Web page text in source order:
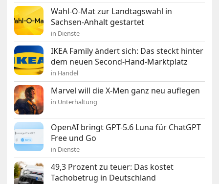
Wahl-O-Mat zur Landtagswahl in
Sachsen-Anhalt gestartet
in Dienste
IKEA Family ändert sich: Das steckt hinter
dem neuen Second-Hand-Marktplatz
in Handel
Marvel will die X-Men ganz neu auflegen
in Unterhaltung
OpenAI bringt GPT-5.6 Luna für ChatGPT
Free und Go
in Dienste
49,3 Prozent zu teuer: Das kostet
Tachobetrug in Deutschland